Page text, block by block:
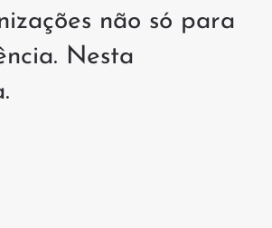
não só para
Nesta